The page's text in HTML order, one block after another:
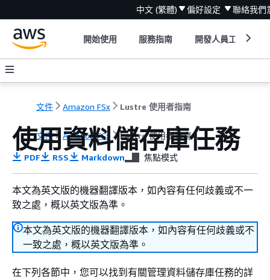
中文 (繁體) 偏好設定 聯絡我們
開始使用 服務指南 開發人員工具
文件 Amazon FSx Lustre 使用者指南
文件 Amazon FSx Lustre 使用者指南
使用資料儲存庫任務
PDF RSS Markdown 焦點模式
本文為英文版的機器翻譯版本，如內容有任何歧義或不一
致之處，概以英文版為準。
本文為英文版的機器翻譯版本，如內容有任何歧義或不
一致之處，概以英文版為準。
在下列各節中，您可以找到有關管理資料儲存庫任務的詳